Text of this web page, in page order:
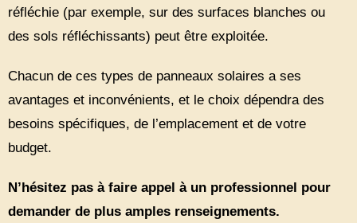
réfléchie (par exemple, sur des surfaces blanches ou
des sols réfléchissants) peut être exploitée.
Chacun de ces types de panneaux solaires a ses
avantages et inconvénients, et le choix dépendra des
besoins spécifiques, de l’emplacement et de votre
budget.
N’hésitez pas à faire appel à un professionnel pour
demander de plus amples renseignements.